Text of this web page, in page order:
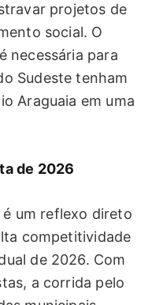
projetos de
social. O
necessária para
Sudeste tenham
Araguaia em uma
de 2026
um reflexo direto
competitividade
de 2026. Com
a corrida pelo